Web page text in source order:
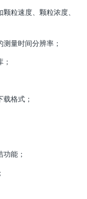
粒速度、颗粒浓度、
量时间分辨率；
格式；
能；